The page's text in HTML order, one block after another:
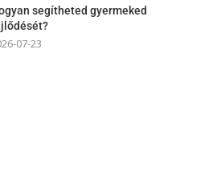
segítheted gyermeked
07-23